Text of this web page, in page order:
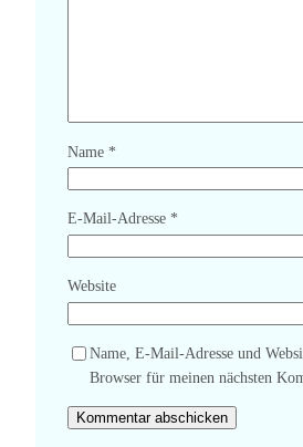
Name *
E-Mail-Adresse *
Website
Name, E-Mail-Adresse und
Browser für meinen nächsten